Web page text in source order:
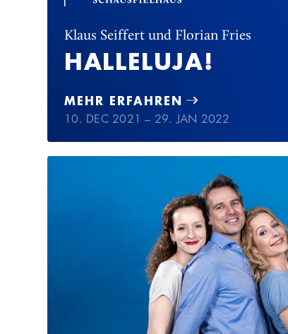
Klaus Seiffert und Florian Fries
HALLELUJA!
MEHR ERFAHREN
10. DEC 2021 – 29. JAN 2022